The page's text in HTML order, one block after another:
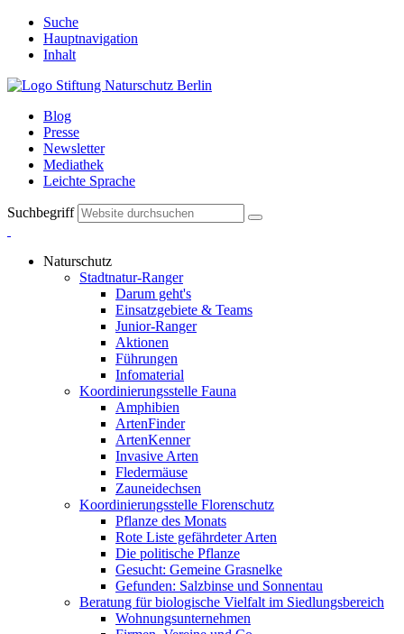
Suche
Hauptnavigation
Inhalt
Blog
Presse
Newsletter
Mediathek
Leichte Sprache
Suchbegriff
Naturschutz
Stadtnatur-Ranger
Darum geht's
Einsatzgebiete & Teams
Junior-Ranger
Aktionen
Führungen
Infomaterial
Koordinierungsstelle Fauna
Amphibien
ArtenFinder
ArtenKenner
Invasive Arten
Fledermäuse
Zauneidechsen
Koordinierungsstelle Florenschutz
Pflanze des Monats
Rote Liste gefährdeter Arten
Die politische Pflanze
Gesucht: Gemeine Grasnelke
Gefunden: Salzbinse und Sonnentau
Beratung für biologische Vielfalt im Siedlungsbereich
Wohnungsunternehmen